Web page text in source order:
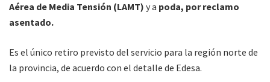
Aérea de Media Tensión (LAMT) y a poda, por reclamo
asentado.
Es el único retiro previsto del servicio para la región norte de
la provincia, de acuerdo con el detalle de Edesa.